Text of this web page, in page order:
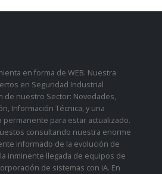
en forma de WEB. Nuestra
en Seguridad Industrial
de nuestro Sector: Novedades,
Información Técnica, y una
para estar actualizado.
consultando nuestra enorme
informado de la evolución de
inminente llegada de equipos de
de sistemas con iA. En